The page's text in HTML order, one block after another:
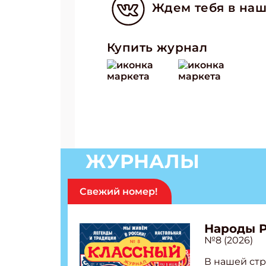
Ждем тебя в
Купить журнал
ЖУРНАЛЫ
Свежий номер!
Народы
№8 (2026)
В нашей